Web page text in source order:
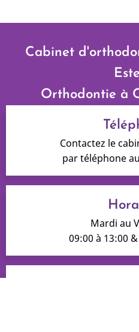
Cabinet
Orthodontie à
Contactez le
par téléphone au
Mardi au
09:00 à 13:00